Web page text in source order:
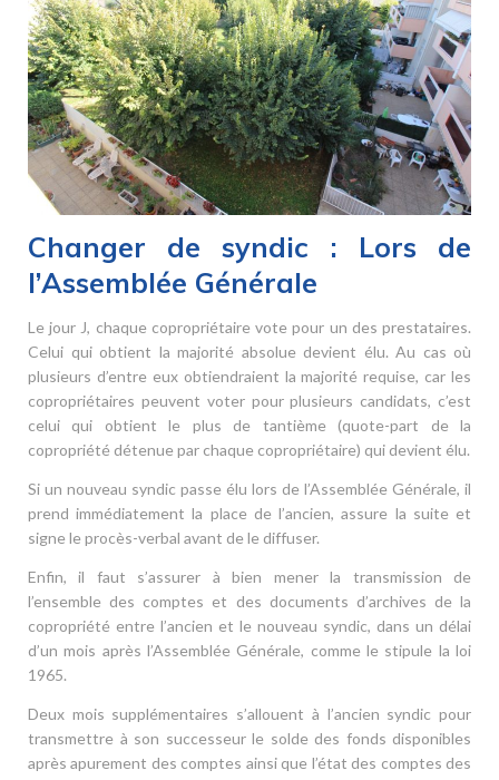
Changer de syndic : Lors de
l’Assemblée Générale
Le jour J, chaque copropriétaire vote pour un des prestataires.
Celui qui obtient la majorité absolue devient élu. Au cas où
plusieurs d’entre eux obtiendraient la majorité requise, car les
copropriétaires peuvent voter pour plusieurs candidats, c’est
celui qui obtient le plus de tantième (quote-part de la
copropriété détenue par chaque copropriétaire) qui devient élu.
Si un nouveau syndic passe élu lors de l’Assemblée Générale, il
prend immédiatement la place de l’ancien, assure la suite et
signe le procès-verbal avant de le diffuser.
Enfin, il faut s’assurer à bien mener la transmission de
l’ensemble des comptes et des documents d’archives de la
copropriété entre l’ancien et le nouveau syndic, dans un délai
d’un mois après l’Assemblée Générale, comme le stipule la loi
1965.
Deux mois supplémentaires s’allouent à l’ancien syndic pour
transmettre à son successeur le solde des fonds disponibles
après apurement des comptes ainsi que l’état des comptes des